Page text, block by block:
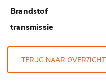
TERUG NAAR OVERZICHT